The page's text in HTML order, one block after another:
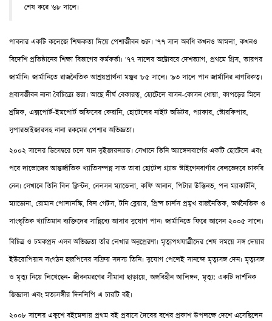
শেষ করে '৬৮ সালে।
পাবনার একটি কলেজে শিক্ষকতা দিয়ে পেশাজীবন শুরু। '৭৭ সাল অবধি কখনও আমলা, কখনও
বিদেশি প্রতিষ্ঠানের শিক্ষা বিভাগের কর্মকর্তা। '৭৭ সালের অক্টোবরে দেশত্যাগ, প্রথমে গ্রিস, তারপর
জার্মানি। জার্মানিতে রাজনৈতিক আশ্রয়প্রার্থনা মঞ্জুর '৮৫ সালে। '৯৩ সালে পান জার্মানির নাগরিকত্ব।
প্রবাসজীবন নানা বৈচিত্র্যে ভরা। আছে দীর্ঘ বেকারত্ব, হোটেলে বাসন-কোসন ধোয়া, কাপড়ের মিলে
শ্রমিক, এক্সপোর্ট-ইমপোর্ট অফিসের কেরানি, হোটেলের নাইট অডিটর, প্যাকার, স্টোরকিপার,
সুপারভাইজারসহ নানা রকমের পেশার অভিজ্ঞতা।
২০০২ সালের ডিসেম্বরে চলে যান সুইজারল্যান্ড। সেখানে তিনি অ্যাঙ্গেলবার্গের একটি হোটেলে এবং
পরে দাভোজের আন্তর্জাতিক খ্যাতিসম্পন্ন সাত তারা হোটেল গ্র্যান্ড স্টাইগেনবার্গার বেলভেদরে চাকরি
নেন। সেখানে তিনি বিল ক্লিন্টন, নেলসন ম্যান্ডেলা, কফি আনান, পিটার উস্তিনভ, পল ম্যাকার্টনি,
ম্যাডোনা, রোমান পোলানস্কি, বিল গেটস, টনি ব্লেয়ার, প্রিন্স চার্লস প্রমুখ রাজনৈতিক, অর্থনৈতিক ও
সাংস্কৃতিক খ্যাতিমান ব্যক্তিদের সান্নিধ্যে আসার সুযোগ পান। জার্মানিতে ফিরে আসেন ২০০৫ সালে।
বিচিত্র ও চমকপ্রদ এসব অভিজ্ঞতা তাঁর লেখার অনুপ্রেরণা। মৃত্যুপথযাত্রীদের শেষ সময়ে সঙ্গ দেয়ার
ইউরোপিয়ান সংগঠন হজপিসের সক্রিয় সদস্য তিনি। সুযোগ পেলেই সানন্দে মৃত্যুসঙ্গ দেন। মৃত্যুসঙ্গ
ও মৃত্যু নিয়ে লিখেছেন- জীবনমরণের সীমানা ছাড়ায়ে, অঙ্গবিহীন আলিঙ্গন, মৃত্যু: একটি দার্শনিক
জিজ্ঞাসা এবং মত্যসঙ্গীর দিনলিপি এ চারটি বই।
২০০৮ সালের একুশে বইমেলায় প্রথম বই প্রবাসে দৈবের বশের প্রকাশ উপলক্ষে দেশে এসেছিলেন